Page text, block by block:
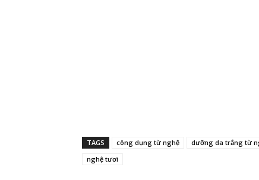
TAGS công dụng từ nghệ dưỡng da trắng từ
nghệ tươi